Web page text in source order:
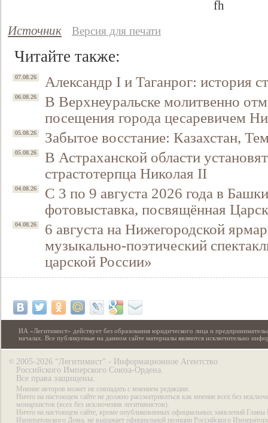
Источник Версия для печати
Читайте также:
07.08.26 Александр I и Таганрог: история
06.08.26
В Верхнеуральске молитвенно
посещения города цесаревичем
05.08.26 Забытое восстание: Казахстан,
05.08.26
В Астраханской области
страстотерпца Николая II
04.08.26
С 3 по 9 августа 2026 года в
фотовыставка, посвящённая
04.08.26
6 августа на Нижегородской
музыкально-поэтический
царской России»
ИА «Легитимист» действует без образования юридического лица и
началах. Все публикуемые на данном сайте материалы являются исключительно
© 2005-2026 “Легитимист” - Информационное Агентство
Российского Имперского Союза-Ордена.
Все права защищены.
Мнение авторов может не совпадать с мнением редакции.
Ничто на настоящем сайте не должно рассматриваться как мнение всех без
монархистов (всех без исключения легитимистов).
Ничто на настоящем сайте, кроме опубликованных официальных заявлений Главы
Императорского Дома, не выражает официальной позиции Российского